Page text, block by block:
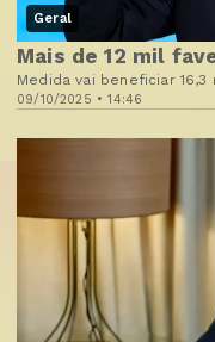
Geral
09/10/2025 • 14:46
Mais de 12 mil
Medida vai beneficiar